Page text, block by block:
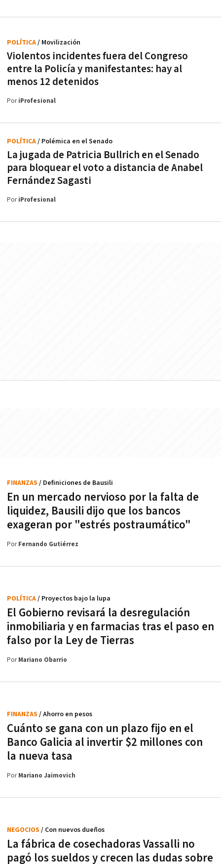
Violentos incidentes fuera del Congreso
entre la Policía y manifestantes: hay al
menos 12 detenidos
POLÍTICA/ Movilización
PoriProfesional
La jugada de Patricia Bullrich en el Senado
para bloquear el voto a distancia de Anabel
Fernández Sagasti
POLÍTICA/ Polémica en el Senado
PoriProfesional
En un mercado nervioso por la falta de
liquidez, Bausili dijo que los bancos
exageran por "estrés postraumático"
FINANZAS / Definiciones de Bausili
PorFernando Gutiérrez
El Gobierno revisará la desregulación
inmobiliaria y en farmacias tras el paso en
falso por la Ley de Tierras
POLÍTICA/ Proyectos bajo la lupa
PorMariano Obarrio
Cuánto se gana con un plazo fijo en el
Banco Galicia al invertir $2 millones con
la nueva tasa
FINANZAS / Ahorro en pesos
PorMariano Jaimovich
La fábrica de cosechadoras Vassalli no
pagó los sueldos y crecen las dudas sobre
NEGOCIOS / Con nuevos dueños